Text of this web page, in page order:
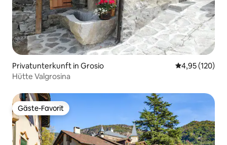
Privatunterkunft in Grosio
4,95 (120)
Hütte Valgrosina
Gäste-Favorit
Gäste-Favorit